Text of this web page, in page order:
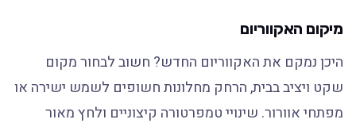
מיקום האקווריום
היכן נמקם את האקווריום החדש? חשוב לבחור מקום
שקט ויציב בבית, הרחק מחלונות חשופים לשמש ישירה או
מפתחי אוורור. שינויי טמפרטורה קיצוניים ולחץ מאור